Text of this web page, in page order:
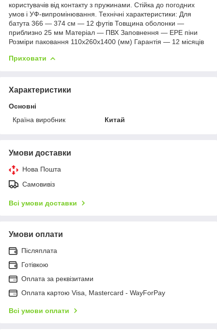
користувачів від контакту з пружинами. Стійка до погодних
умов і УФ-випромінювання. Технічні характеристики: Для
батута 366 — 374 см — 12 футів Товщина оболонки —
приблизно 25 мм Матеріал — ПВХ Заповнення — EPE піни
Розміри паковання 110х260х1400 (мм) Гарантія — 12 місяців
Приховати
Характеристики
Основні
Країна виробник
Китай
Умови доставки
Нова Пошта
Самовивіз
Всі умови доставки
Умови оплати
Післяплата
Готівкою
Оплата за реквізитами
Оплата картою Visa, Mastercard - WayForPay
Всі умови оплати